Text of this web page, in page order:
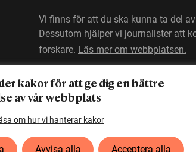
kakor för att ge dig en bättre
av vår webbplats
om hur vi hanterar kakor
Avvisa alla Acceptera alla
Vi finns för att du ska kunna ta del
Dessutom hjälper vi journalister att
forskare. Läs mer om webbplatsen.